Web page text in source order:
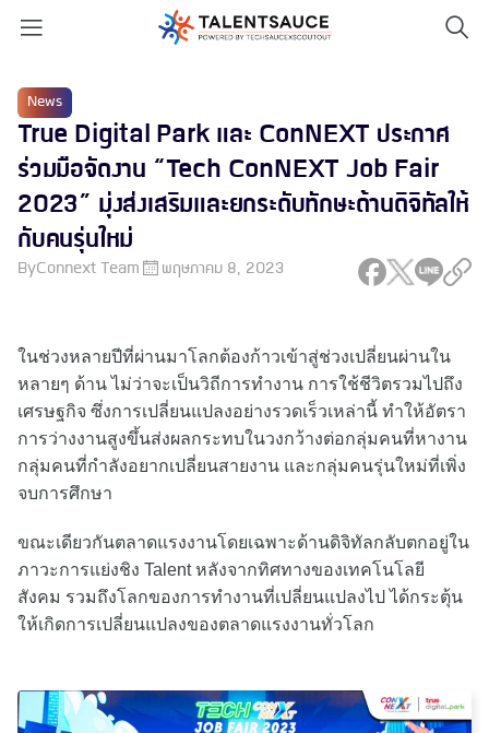
News
True Digital Park และ ConNEXT ประกาศ
ร่วมมือจัดงาน “Tech ConNEXT Job Fair
2023” มุ่งส่งเสริมและยกระดับทักษะด้านดิจิทัลให้
กับคนรุ่นใหม่
ByConnext Team พฤษภาคม 8, 2023
ในช่วงหลายปีที่ผ่านมาโลกต้องก้าวเข้าสู่ช่วงเปลี่ยนผ่านใน
หลายๆ ด้าน ไม่ว่าจะเป็นวิถีการทำงาน การใช้ชีวิตรวมไปถึง
เศรษฐกิจ ซึ่งการเปลี่ยนแปลงอย่างรวดเร็วเหล่านี้ ทำให้อัตรา
การว่างงานสูงขึ้นส่งผลกระทบในวงกว้างต่อกลุ่มคนที่หางาน
กลุ่มคนที่กำลังอยากเปลี่ยนสายงาน และกลุ่มคนรุ่นใหม่ที่เพิ่ง
จบการศึกษา
ขณะเดียวกันตลาดแรงงานโดยเฉพาะด้านดิจิทัลกลับตกอยู่ใน
ภาวะการแย่งชิง Talent หลังจากทิศทางของเทคโนโลยี
สังคม รวมถึงโลกของการทำงานที่เปลี่ยนแปลงไป ได้กระตุ้น
ให้เกิดการเปลี่ยนแปลงของตลาดแรงงานทั่วโลก